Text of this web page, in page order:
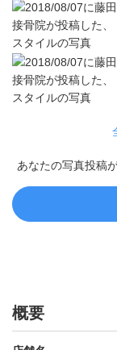
あなたの写真投稿
概要